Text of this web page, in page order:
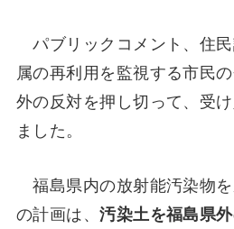
パブリックコメント、住
属の再利用を監視する市民
外の反対を押し切って、受
ました。
福島県内の放射能汚染物
の計画は、汚染土を福島県